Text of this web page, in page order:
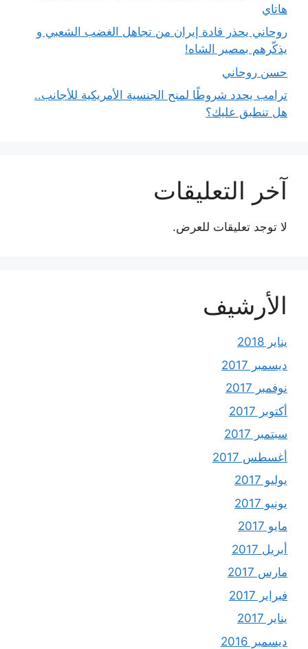
هاتاي
روحاني يحذر قادة إيران من تجاهل الغضب الشعبي و
يذكّرهم بمصير الشاه!
حسن روحاني
ترامب يحدد شروطًا لمنح الجنسية الأمريكية للأجانب..
هل تنطبق عليك؟
آخر التعليقات
لا توجد تعليقات للعرض.
الأرشيف
يناير 2018
ديسمبر 2017
نوفمبر 2017
أكتوبر 2017
سبتمبر 2017
أغسطس 2017
يوليو 2017
يونيو 2017
مايو 2017
أبريل 2017
مارس 2017
فبراير 2017
يناير 2017
ديسمبر 2016